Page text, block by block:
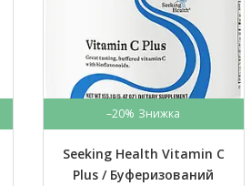
–20%
Seeking Health Vitamin C
Plus / Буферизований